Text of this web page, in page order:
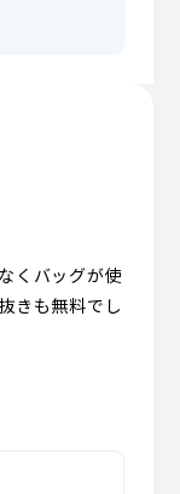
くバッグが使
きも無料でし